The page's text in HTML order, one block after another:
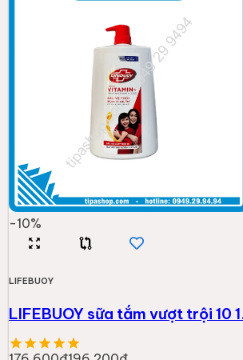
-10%
LIFEBUOY
LIFEBUOY sữa tắm vượt trội 10